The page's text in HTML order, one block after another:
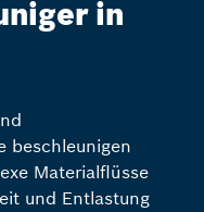
in
beschleunigen
Materialflüsse
und Entlastung